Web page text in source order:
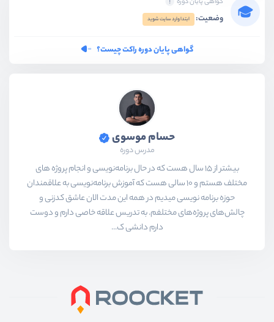
وضعیت: ابتدا وارد سایت شوید
گواهی پایان دوره راکت چیست؟
حسام موسوی
مدرس دوره
بیشتر از ۱۵ سال هست که در حال برنامه‌نویسی و انجام پروژه های
مختلف هستم و ۱۰ سالی هست که آموزش برنامه‌نویسی به علاقمندان
حوزه برنامه نویسی میدیم در همه این مدت الان عاشق کدزنی و
چالش‌های پروژه‌های مختلفم. به تدریس علاقه خاصی دارم و دوست
دارم دانشی ک...